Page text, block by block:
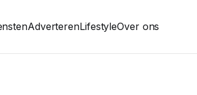
AdverterenLifestyleOver ons